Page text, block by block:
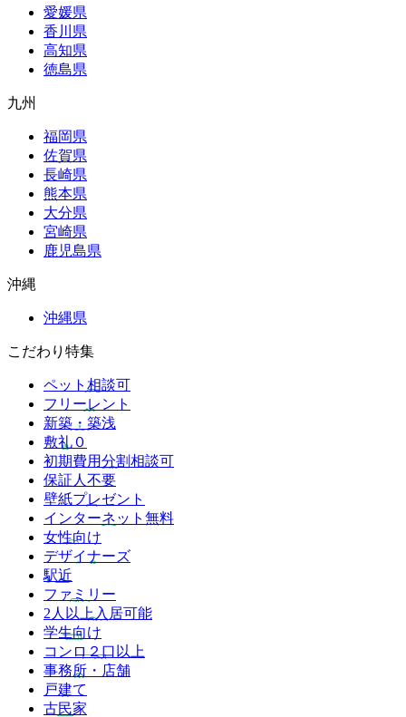
愛媛県
香川県
高知県
徳島県
九州
福岡県
佐賀県
長崎県
熊本県
大分県
宮崎県
鹿児島県
沖縄
沖縄県
こだわり特集
ペット相談可
フリーレント
新築・築浅
敷礼０
初期費用分割相談可
保証人不要
壁紙プレゼント
インターネット無料
女性向け
デザイナーズ
駅近
ファミリー
2人以上入居可能
学生向け
コンロ２口以上
事務所・店舗
戸建て
古民家